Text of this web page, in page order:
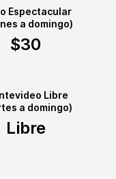
Espectacular
a domingo)
$30
Libre
a domingo)
Libre